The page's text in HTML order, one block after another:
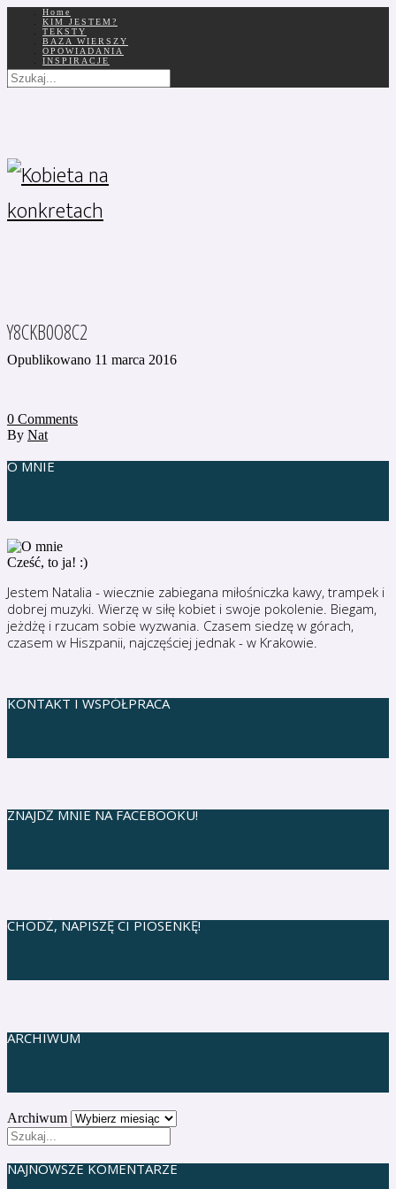
Home
KIM JESTEM?
TEKSTY
BAZA WIERSZY
OPOWIADANIA
INSPIRACJE
Y8CKB0O8C2
Opublikowano 11 marca 2016
0 Comments
By Nat
O MNIE
Cześć, to ja! :)
Jestem Natalia - wiecznie zabiegana miłośniczka kawy, trampek i
dobrej muzyki. Wierzę w siłę kobiet i swoje pokolenie. Biegam,
jeżdżę i rzucam sobie wyzwania. Czasem siedzę w górach,
czasem w Hiszpanii, najczęściej jednak - w Krakowie.
KONTAKT I WSPÓŁPRACA
ZNAJDŹ MNIE NA FACEBOOKU!
CHODŹ, NAPISZĘ CI PIOSENKĘ!
ARCHIWUM
Archiwum
NAJNOWSZE KOMENTARZE